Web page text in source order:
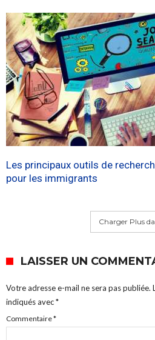
Les principaux outils de
pour les immigrants
Charger Plus
LAISSER UN
Votre adresse e-mail ne sera pas publiée.
indiqués avec*
Commentaire*